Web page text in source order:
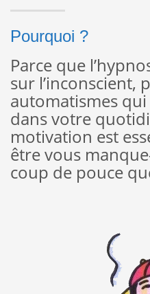
Pourquoi ?
Parce que
sur l’inconscient,
automatismes
dans votre
motivation est
être vous
coup de pouce